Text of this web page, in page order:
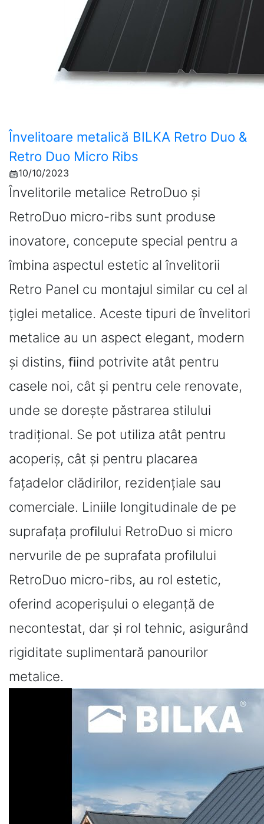
Învelitoare metalică BILKA Retro Duo &
Retro Duo Micro Ribs
10/10/2023
Învelitorile metalice RetroDuo și
RetroDuo micro-ribs sunt produse
inovatore, concepute special pentru a
îmbina aspectul estetic al învelitorii
Retro Panel cu montajul similar cu cel al
țiglei metalice. Aceste tipuri de învelitori
metalice au un aspect elegant, modern
și distins, ﬁind potrivite atât pentru
casele noi, cât și pentru cele renovate,
unde se dorește păstrarea stilului
tradițional. Se pot utiliza atât pentru
acoperiș, cât și pentru placarea
fațadelor clădirilor, rezidențiale sau
comerciale. Liniile longitudinale de pe
suprafața proﬁlului RetroDuo si micro
nervurile de pe suprafata profilului
RetroDuo micro-ribs, au rol estetic,
oferind acoperișului o eleganță de
necontestat, dar și rol tehnic, asigurând
rigiditate suplimentară panourilor
metalice.